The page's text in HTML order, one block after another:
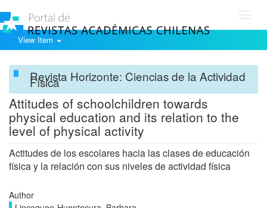
View Item
Revista Horizonte: Ciencias de la Actividad
Física
Attitudes of schoolchildren towards
physical education and its relation to the
level of physical activity
Actitudes de los escolares hacia las clases de educación
física y la relación con sus niveles de actividad física
Author